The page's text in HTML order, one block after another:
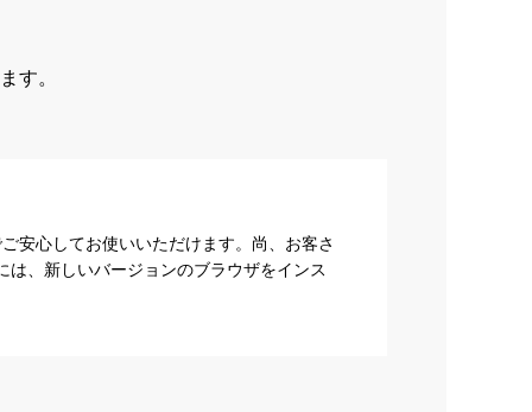
す。
安心してお使いいただけます。尚、お客さ
、新しいバージョンのブラウザをインス